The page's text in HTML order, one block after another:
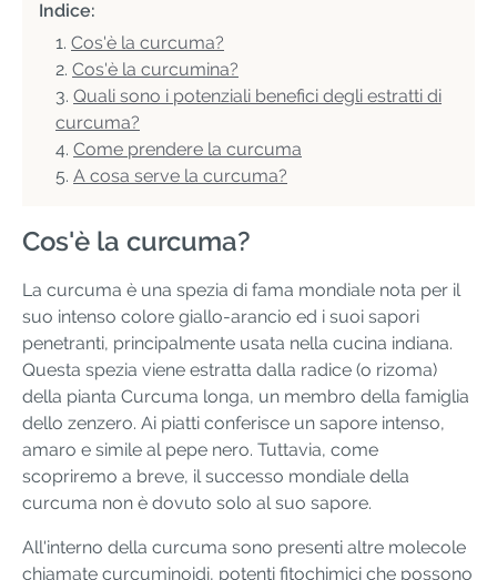
Indice:
Cos'è la curcuma?
Cos'è la curcumina?
Quali sono i potenziali benefici degli estratti di
curcuma?
Come prendere la curcuma
A cosa serve la curcuma?
Cos'è la curcuma?
La curcuma è una spezia di fama mondiale nota per il
suo intenso colore giallo-arancio ed i suoi sapori
penetranti, principalmente usata nella cucina indiana.
Questa spezia viene estratta dalla radice (o rizoma)
della pianta Curcuma longa, un membro della famiglia
dello zenzero. Ai piatti conferisce un sapore intenso,
amaro e simile al pepe nero. Tuttavia, come
scopriremo a breve, il successo mondiale della
curcuma non è dovuto solo al suo sapore.
All'interno della curcuma sono presenti altre molecole
chiamate curcuminoidi, potenti fitochimici che possono